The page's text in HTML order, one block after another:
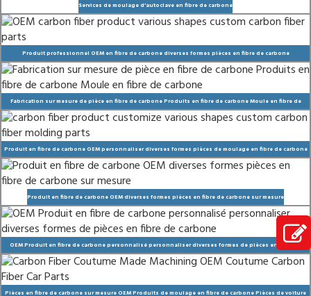
Services de moulage d’autoclave en fibre de carbone
Produit professionnel OEM en fibre de carbone diverses formes pièces en fibre de carbone
personnalisées
Fabrication sur mesure de pièce en fibre de carbone Produits en fibre de carbone Moule en fibre de
carbone
Produit en fibre de carbone OEM personnaliser diverses formes pièces de moulage en fibre de carbone
personnalisées
Produit en fibre de carbone OEM diverses formes pièces en fibre de carbone sur mesure
OEM Produit en fibre de carbone personnalisé personnaliser diverses formes de pièces en fibre de
carbone
Pièces en fibre de carbone sur mesure OEM Produits de moulage en fibre de carbone Pièces de voiture